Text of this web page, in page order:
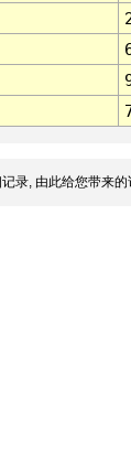
录, 由此给您带来